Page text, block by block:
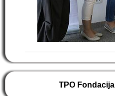
TPO Fondacija